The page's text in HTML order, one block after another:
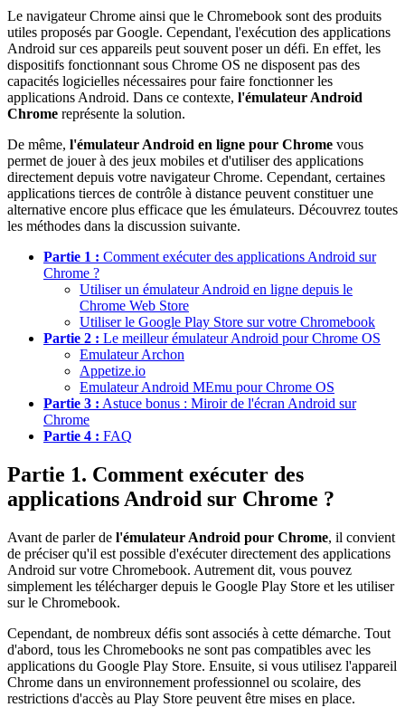
Le navigateur Chrome ainsi que le Chromebook sont des produits
utiles proposés par Google. Cependant, l'exécution des applications
Android sur ces appareils peut souvent poser un défi. En effet, les
dispositifs fonctionnant sous Chrome OS ne disposent pas des
capacités logicielles nécessaires pour faire fonctionner les
applications Android. Dans ce contexte, l'émulateur Android
Chrome représente la solution.
De même, l'émulateur Android en ligne pour Chrome vous
permet de jouer à des jeux mobiles et d'utiliser des applications
directement depuis votre navigateur Chrome. Cependant, certaines
applications tierces de contrôle à distance peuvent constituer une
alternative encore plus efficace que les émulateurs. Découvrez toutes
les méthodes dans la discussion suivante.
Partie 1 : Comment exécuter des applications Android sur
Chrome ?
Utiliser un émulateur Android en ligne depuis le
Chrome Web Store
Utiliser le Google Play Store sur votre Chromebook
Partie 2 : Le meilleur émulateur Android pour Chrome OS
Emulateur Archon
Appetize.io
Emulateur Android MEmu pour Chrome OS
Partie 3 : Astuce bonus : Miroir de l'écran Android sur
Chrome
Partie 4 : FAQ
Partie 1. Comment exécuter des
applications Android sur Chrome ?
Avant de parler de l'émulateur Android pour Chrome, il convient
de préciser qu'il est possible d'exécuter directement des applications
Android sur votre Chromebook. Autrement dit, vous pouvez
simplement les télécharger depuis le Google Play Store et les utiliser
sur le Chromebook.
Cependant, de nombreux défis sont associés à cette démarche. Tout
d'abord, tous les Chromebooks ne sont pas compatibles avec les
applications du Google Play Store. Ensuite, si vous utilisez l'appareil
Chrome dans un environnement professionnel ou scolaire, des
restrictions d'accès au Play Store peuvent être mises en place.